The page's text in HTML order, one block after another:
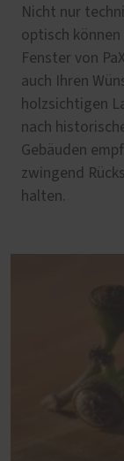
Nicht nur
optisch
Fenster von
auch Ihren
holzsichtigen
nach
Gebäuden
zwingend
halten.